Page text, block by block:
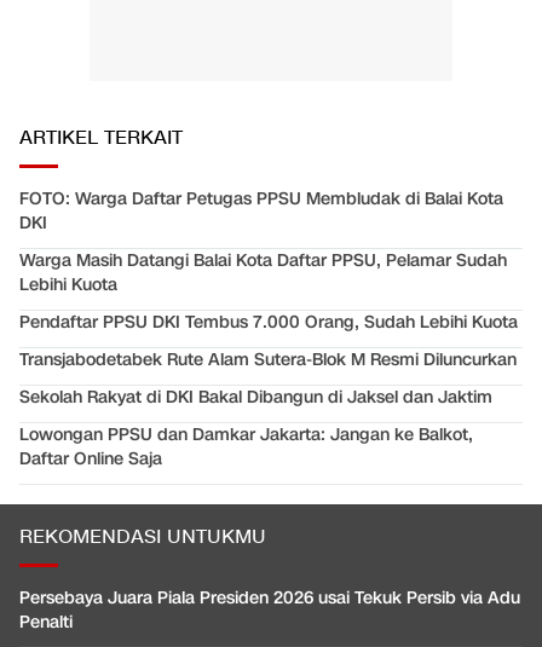
ARTIKEL TERKAIT
FOTO: Warga Daftar Petugas PPSU Membludak di Balai Kota
DKI
Warga Masih Datangi Balai Kota Daftar PPSU, Pelamar Sudah
Lebihi Kuota
Pendaftar PPSU DKI Tembus 7.000 Orang, Sudah Lebihi Kuota
Transjabodetabek Rute Alam Sutera-Blok M Resmi Diluncurkan
Sekolah Rakyat di DKI Bakal Dibangun di Jaksel dan Jaktim
Lowongan PPSU dan Damkar Jakarta: Jangan ke Balkot,
Daftar Online Saja
REKOMENDASI UNTUKMU
Persebaya Juara Piala Presiden 2026 usai Tekuk Persib via Adu
Penalti